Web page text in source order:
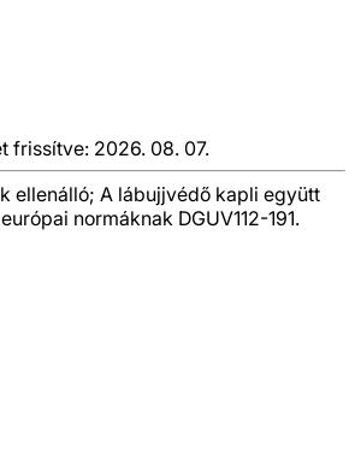
frissítve: 2026. 08. 07.
ellenálló; A lábujjvédő kapli együtt
normáknak DGUV112-191.